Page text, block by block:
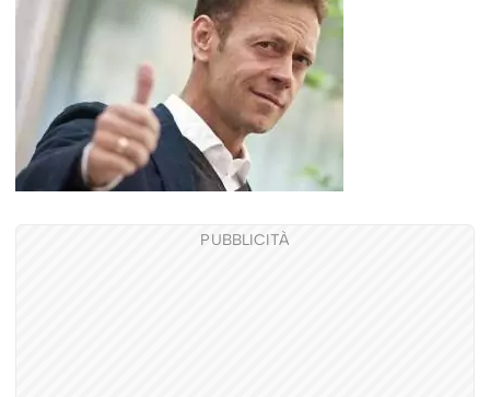
PUBBLICITÀ